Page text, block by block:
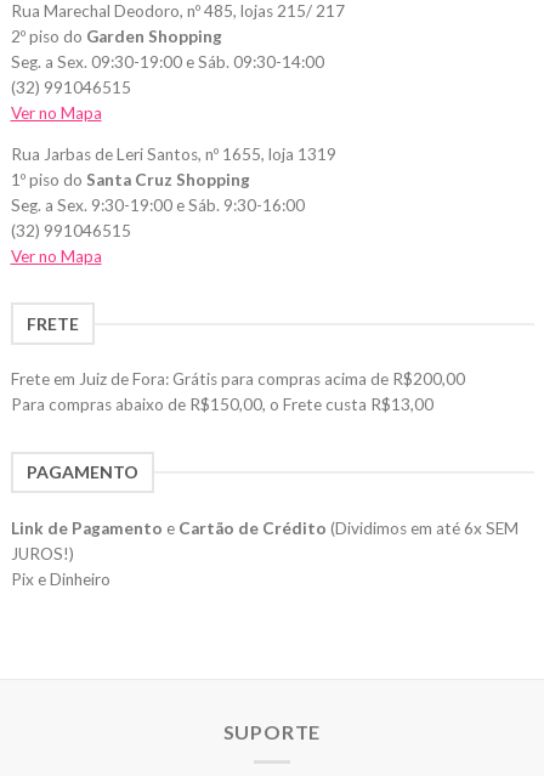
Rua Marechal Deodoro, nº 485, lojas 215/ 217
2º piso do Garden Shopping
Seg. a Sex. 09:30-19:00 e Sáb. 09:30-14:00
(32) 991046515
Ver no Mapa
Rua Jarbas de Leri Santos, nº 1655, loja 1319
1º piso do Santa Cruz Shopping
Seg. a Sex. 9:30-19:00 e Sáb. 9:30-16:00
(32) 991046515
Ver no Mapa
FRETE
Frete em Juiz de Fora: Grátis para compras acima de R$200,00
Para compras abaixo de R$150,00, o Frete custa R$13,00
PAGAMENTO
Link de Pagamento e Cartão de Crédito (Dividimos em até 6x SEM
JUROS!)
Pix e Dinheiro
SUPORTE